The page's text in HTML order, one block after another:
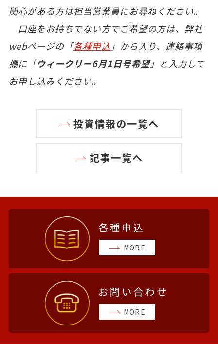
関心がある方は担当営業員にお尋ねください。
口座をお持ちでない方でご希望の方は、弊社
webページの「各種申込 」から入り、連絡事項
欄に「ウィークリー6月1日号希望」と入力して
お申し込みください。
投資情報の一覧へ
記事一覧へ
各種申込
MORE
お問い合わせ
MORE